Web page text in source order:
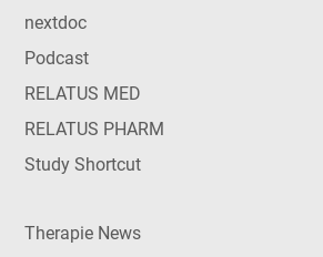
nextdoc
Podcast
RELATUS MED
RELATUS PHARM
Study Shortcut
Therapie News